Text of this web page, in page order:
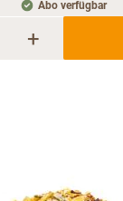
Abo verfügbar
+